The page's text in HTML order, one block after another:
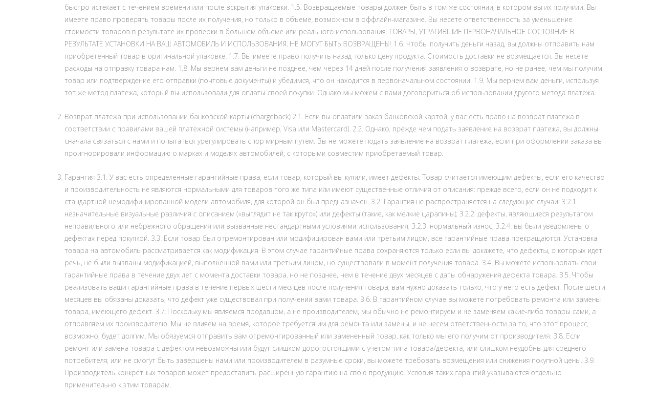
быстро истекает с течением времени или после вскрытия упаковки. 1.5. Возвращаемые товары должен быть в том же состоянии, в котором вы их получили. Вы
имеете право проверять товары после их получения, но только в объеме, возможном в оффлайн-магазине. Вы несете ответственность за уменьшение
стоимости товаров в результате их проверки в большем объеме или реального использования. ТОВАРЫ, УТРАТИВШИЕ ПЕРВОНАЧАЛЬНОЕ СОСТОЯНИЕ В
РЕЗУЛЬТАТЕ УСТАНОВКИ НА ВАШ АВТОМОБИЛЬ И ИСПОЛЬЗОВАНИЯ, НЕ МОГУТ БЫТЬ ВОЗВРАЩЕНЫ! 1.6. Чтобы получить деньги назад, вы должны отправить нам
приобретенный товар в оригинальной упаковке. 1.7. Вы имеете право получить назад только цену продукта. Стоимость доставки не возмещается. Вы несете
расходы на отправку товара нам. 1.8. Мы вернем вам деньги не позднее, чем через 14 дней после получения заявления о возврате, но не ранее, чем мы получим
товар или подтверждение его отправки (почтовые документы) и убедимся, что он находится в первоначальном состоянии. 1.9. Мы вернем вам деньги, используя
тот же метод платежа, который вы использовали для оплаты своей покупки. Однако мы можем с вами договориться об использовании другого метода платежа.
Возврат платежа при использовании банковской карты (chargeback) 2.1. Если вы оплатили заказ банковской картой, у вас есть право на возврат платежа в
соответствии с правилами вашей платежной системы (например, Visa или Mastercard). 2.2. Однако, прежде чем подать заявление на возврат платежа, вы должны
сначала связаться с нами и попытаться урегулировать спор мирным путем. Вы не можете подать заявление на возврат платежа, если при оформлении заказа вы
проигнорировали информацию о марках и моделях автомобилей, с которыми совместим приобретаемый товар.
Гарантия 3.1. У вас есть определенные гарантийные права, если товар, который вы купили, имеет дефекты. Товар считается имеющим дефекты, если его качество
и производительность не являются нормальными для товаров того же типа или имеют существенные отличия от описания: прежде всего, если он не подходит к
стандартной немодифицированной модели автомобиля, для которой он был предназначен. 3.2. Гарантия не распространяется на следующие случаи: 3.2.1.
незначительные визуальные различия с описанием («выглядит не так круто») или дефекты (такие, как мелкие царапины); 3.2.2. дефекты, являющиеся результатом
неправильного или небрежного обращения или вызванные нестандартными условиями использования; 3.2.3. нормальный износ; 3.2.4. вы были уведомлены о
дефектах перед покупкой. 3.3. Если товар был отремонтирован или модифицирован вами или третьим лицом, все гарантийные права прекращаются. Установка
товара на автомобиль рассматривается как модификация. В этом случае гарантийные права сохраняются только если вы докажете, что дефекты, о которых идет
речь, не были вызваны модификацией, выполненной вами или третьим лицом, но существовали в момент получения товара. 3.4. Вы можете использовать свои
гарантийные права в течение двух лет с момента доставки товара, но не позднее, чем в течение двух месяцев с даты обнаружения дефекта товара. 3.5. Чтобы
реализовать ваши гарантийные права в течение первых шести месяцев после получения товара, вам нужно доказать только, что у него есть дефект. После шести
месяцев вы обязаны доказать, что дефект уже существовал при получении вами товара. 3.6. В гарантийном случае вы можете потребовать ремонта или замены
товара, имеющего дефект. 3.7. Поскольку мы являемся продавцом, а не производителем, мы обычно не ремонтируем и не заменяем какие-либо товары сами, а
отправляем их производителю. Мы не влияем на время, которое требуется им для ремонта или замены, и не несем ответственности за то, что этот процесс,
возможно, будет долгим. Мы обязуемся отправить вам отремонтированный или замененный товар, как только мы его получим от производителя. 3.8. Если
ремонт или замена товара с дефектом невозможны или будут слишком дорогостоящими с учетом типа товара/дефекта, или слишком неудобны для среднего
потребителя, или не смогут быть завершены нами или производителем в разумные сроки, вы можете требовать возмещения или снижения покупной цены. 3.9.
Производитель конкретных товаров может предоставить расширенную гарантию на свою продукцию. Условия таких гарантий указываются отдельно
применительно к этим товарам.